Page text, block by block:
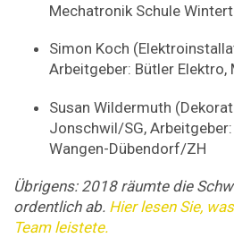
Mechatronik Schule
Simon Koch
Arbeitgeber: Bütler Elektro,
Susan Wildermuth
Jonschwil/SG,
Wangen-Dübendorf/ZH
Übrigens: 2018 räumte die
ordentlich ab. Hier lesen Sie,
Team leistete.